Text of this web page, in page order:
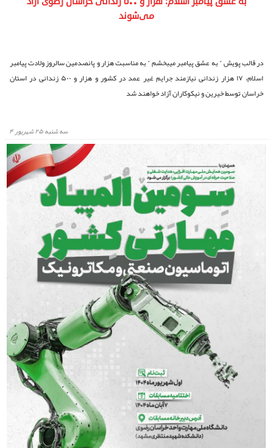
می‌شوند
در قالب پویش " به عشق پیامبر میبخشم " به مناسبت هزار و پانصدمین سالروز ولادت پیامبر
اسلام، ۱۷ هزار زندانی نیازمند جرایم غیر عمد در کشور و هزار و ۵۰۰ زندانی در استان
خراسان توسط خیرین و نیکوکاران آزاد خواهند شد
سه شنبه ۲۵ شهریور ۴